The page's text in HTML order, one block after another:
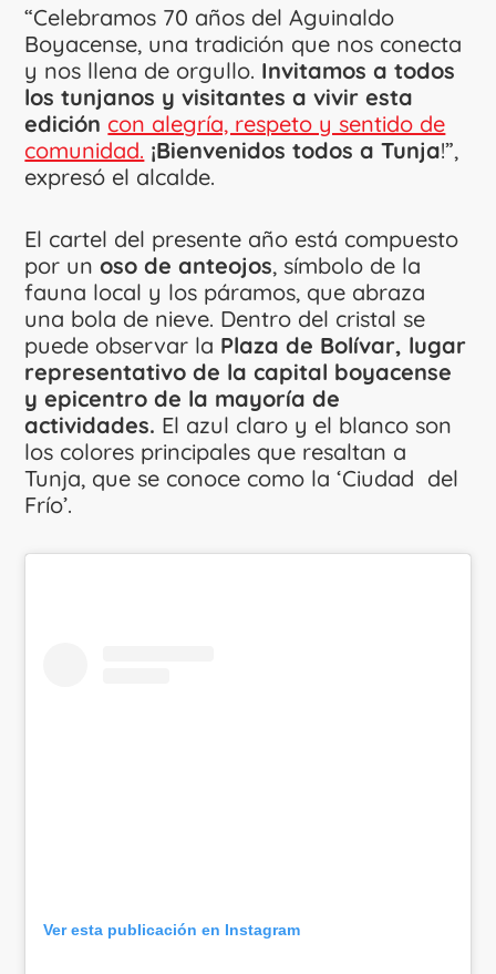
“Celebramos 70 años del Aguinaldo
Boyacense, una tradición que nos conecta
y nos llena de orgullo. Invitamos a todos
los tunjanos y visitantes a vivir esta
edición con alegría, respeto y sentido de
comunidad. ¡Bienvenidos todos a Tunja!”,
expresó el alcalde.
El cartel del presente año está compuesto
por unoso de anteojos, símbolo de la
fauna local y los páramos, que abraza
una bola de nieve. Dentro del cristal se
puede observar la Plaza de Bolívar, lugar
representativo de la capital boyacense
y epicentro de la mayoría de
actividades. El azul claro y el blanco son
los colores principales que resaltan a
Tunja, que se conoce como la ‘Ciudad del
Frío’.
Ver esta publicación en Instagram